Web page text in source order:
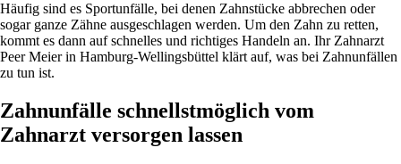
Häufig sind es Sportunfälle, bei denen Zahnstücke abbrechen oder
sogar ganze Zähne ausgeschlagen werden. Um den Zahn zu retten,
kommt es dann auf schnelles und richtiges Handeln an. Ihr Zahnarzt
Peer Meier in Hamburg-Wellingsbüttel klärt auf, was bei Zahnunfällen
zu tun ist.
Zahnunfälle schnellstmöglich vom
Zahnarzt versorgen lassen